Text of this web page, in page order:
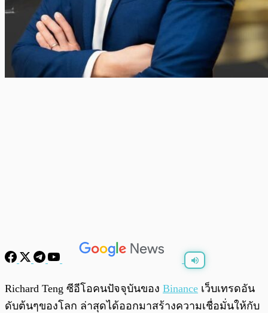
0:00
Richard Teng ซีอีโอคนปัจจุบันของ Binance เว็บเทรดอัน
ดับต้นๆของโลก ล่าสุดได้ออกมาสร้างความเชื่อมั่นให้กับ